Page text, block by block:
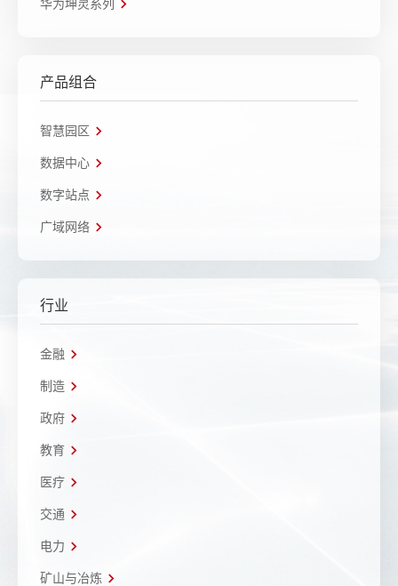
华为坤灵系列
产品组合
智慧园区
数据中心
数字站点
广域网络
行业
金融
制造
政府
教育
医疗
交通
电力
矿山与冶炼